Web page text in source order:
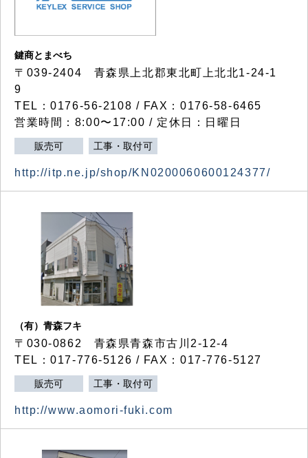
鍵商とまべち
〒039-2404 青森県上北郡東北町上北北1-24-1
9
TEL：0176-56-2108 / FAX：0176-58-6465
営業時間：8:00〜17:00 / 定休日：日曜日
販売可 工事・取付可
http://itp.ne.jp/shop/KN0200060600124377/
（有）青森フキ
〒030-0862 青森県青森市古川2-12-4
TEL：017-776-5126 / FAX：017-776-5127
販売可 工事・取付可
http://www.aomori-fuki.com